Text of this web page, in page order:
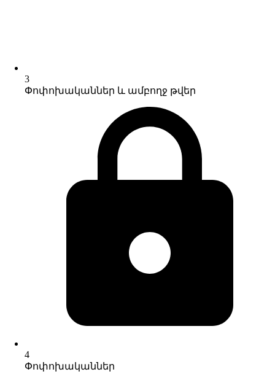
3
Փոփոխականներ և ամբողջ թվեր
4
Փոփոխականներ